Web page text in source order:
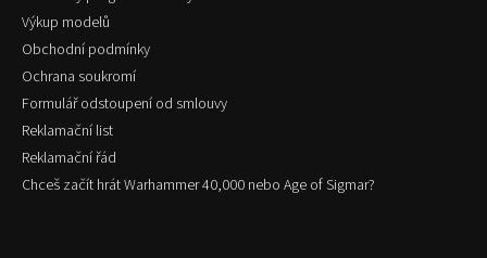
Výkup modelů
Obchodní podmínky
Ochrana soukromí
Formulář odstoupení od smlouvy
Reklamační list
Reklamační řád
Chceš začít hrát Warhammer 40,000 nebo Age of Sigmar?